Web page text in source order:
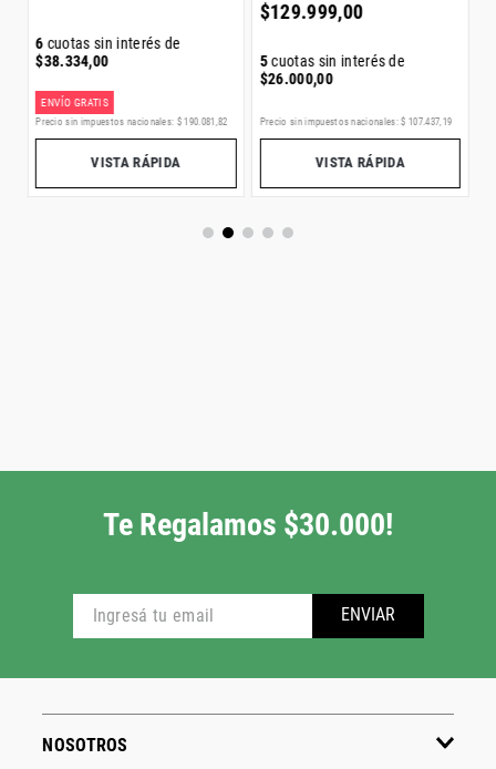
6 cuotas sin interés de
$38.334,00
ENVÍO GRATIS
Precio sin impuestos nacionales: $ 190 081 82
VISTA RÁPIDA
$129.999,00
5cuotas sin interés de
$26.000,00
Precio sin impuestos nacionales: $ 107.437 19
VISTA RÁPIDA
Te Regalamos $30.000!
ENVIAR
NOSOTROS